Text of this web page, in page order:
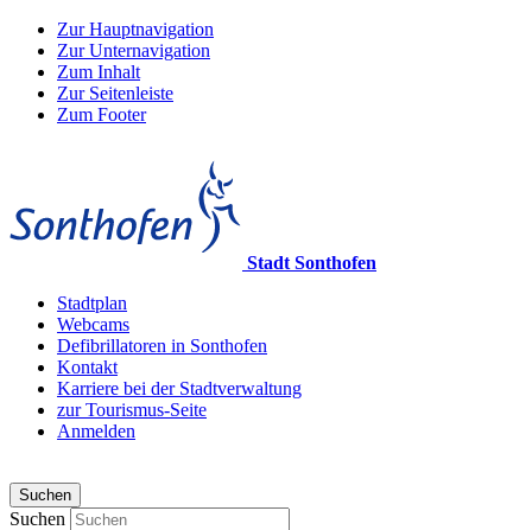
Zur Hauptnavigation
Zur Unternavigation
Zum Inhalt
Zur Seitenleiste
Zum Footer
Stadt Sonthofen
Stadtplan
Webcams
Defibrillatoren in Sonthofen
Kontakt
Karriere bei der Stadtverwaltung
zur Tourismus-Seite
Anmelden
Suchen
Suchen